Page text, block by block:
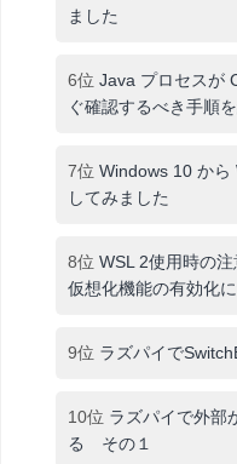
ました
6位 Java プロセスが
ぐ確認するべき手順
7位 Windows 10 から
してみました
8位 WSL 2使用時の
仮想化機能の有効化に
9位 ラズパイで
10位 ラズパイで外部
る その１